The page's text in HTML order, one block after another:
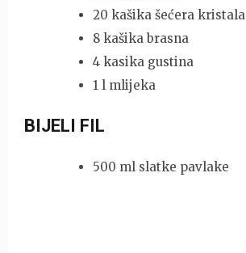
20 kašika šećera kristala
8 kašika brasna
4 kasika gustina
1 l mlijeka
BIJELI FIL
500 ml slatke pavlake